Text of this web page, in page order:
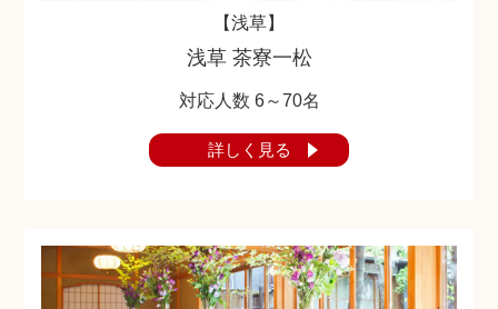
【浅草】
浅草 茶寮一松
対応人数 6～70名
詳しく見る